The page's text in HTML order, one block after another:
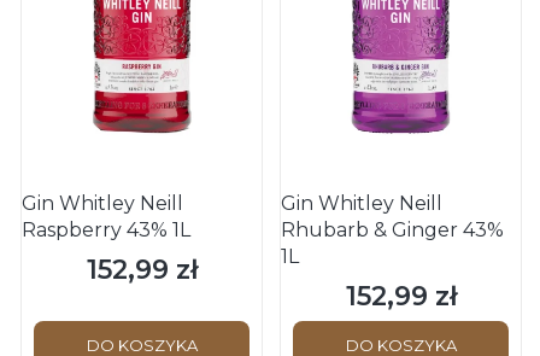
Gin Whitley Neill
Raspberry 43% 1L
Cena
152,99 zł
DO KOSZYKA
Gin Whitley Neill
Rhubarb & Ginger 43%
1L
Cena
152,99 zł
DO KOSZYKA